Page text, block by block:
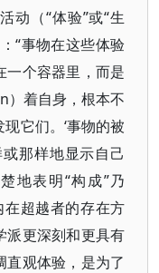
动（“体验”或“生
“事物在这些体验
一个容器里，而是
着自身，根本不
它们。‘事物的被
那样地显示自己
地表明“构成”乃
在超越者的存在方
派更深刻和更具有
直观体验，是为了